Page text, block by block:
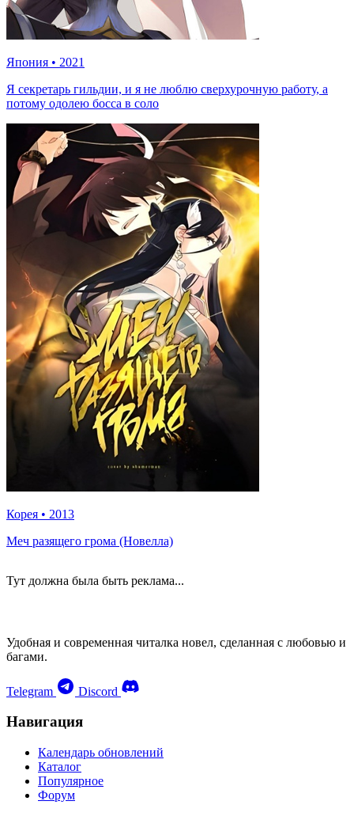
Япония • 2021
Я секретарь гильдии, и я не люблю сверхурочную работу, а
потому одолею босса в соло
Корея • 2013
Меч разящего грома (Новелла)
Тут должна была быть реклама...
Удобная и современная читалка новел, сделанная с любовью и
багами.
Telegram Discord
Навигация
Календарь обновлений
Каталог
Популярное
Форум